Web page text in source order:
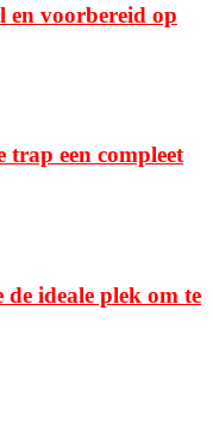
en voorbereid op
trap een compleet
de ideale plek om te